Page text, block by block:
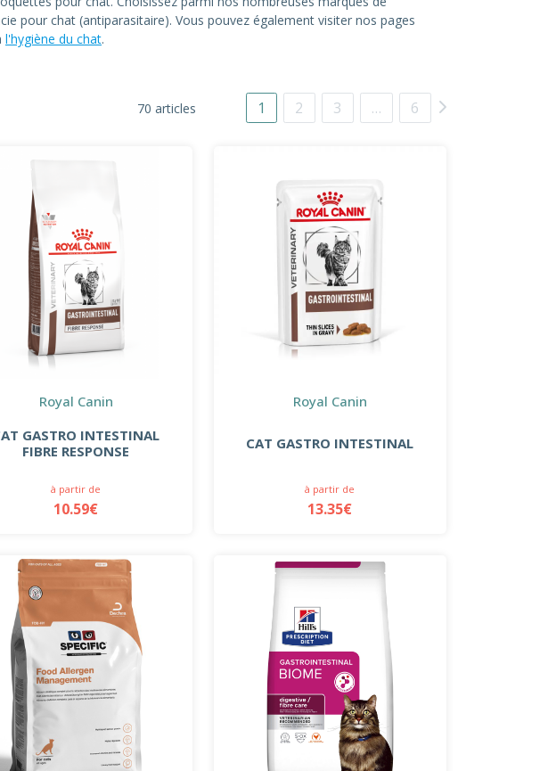
pour chat (antiparasitaire). Vous pouvez également visiter nos pages
l'hygiène du chat.
70 articles 1 2 3 … 6
Royal Canin
GASTRO INTESTINAL
FIBRE RESPONSE
à partir de
10.59€
Royal Canin
CAT GASTRO INTESTINAL
à partir de
13.35€